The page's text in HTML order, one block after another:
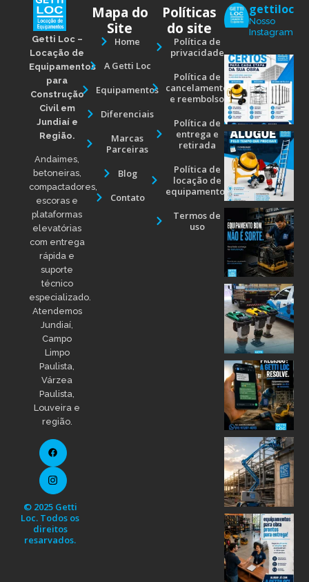
Getti Loc –
Locação de
Equipamentos
para
Construção
Civil em
Jundiaí e
Região.
Andaimes,
betoneiras,
compactadores,
escoras e
plataformas
elevatórias
com entrega
rápida e
suporte
técnico
especializado.
Atendemos
Jundiaí,
Campo
Limpo
Paulista,
Várzea
Paulista,
Louveira e
região.
© 2025 Getti
Loc. Todos os
direitos
resarvados.
Mapa do
Site
Home
A Getti Loc
Equipamentos
Diferenciais
Marcas
Parceiras
Blog
Contato
Políticas
do site
Política de
privacidade
Política de
cancelamento
e reembolso
Política de
entrega e
retirada
Política de
locação de
equipamentos
Termos de
uso
gettiloc
Nosso
Instagram